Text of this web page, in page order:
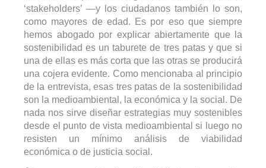
‘stakeholders’ —y los ciudadanos también lo son,
como mayores de edad. Es por eso que siempre
hemos abogado por explicar abiertamente que la
sostenibilidad es un taburete de tres patas y que si
una de ellas es más corta que las otras se producirá
una cojera evidente. Como mencionaba al principio
de la entrevista, esas tres patas de la sostenibilidad
son la medioambiental, la económica y la social. De
nada nos sirve diseñar estrategias muy sostenibles
desde el punto de vista medioambiental si luego no
resisten un mínimo análisis de viabilidad
económica o de justicia social.